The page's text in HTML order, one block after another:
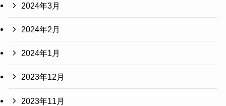
2024年3月
2024年2月
2024年1月
2023年12月
2023年11月